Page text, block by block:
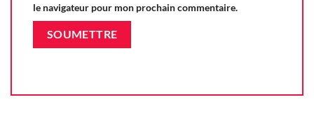
le navigateur pour mon prochain commentaire.